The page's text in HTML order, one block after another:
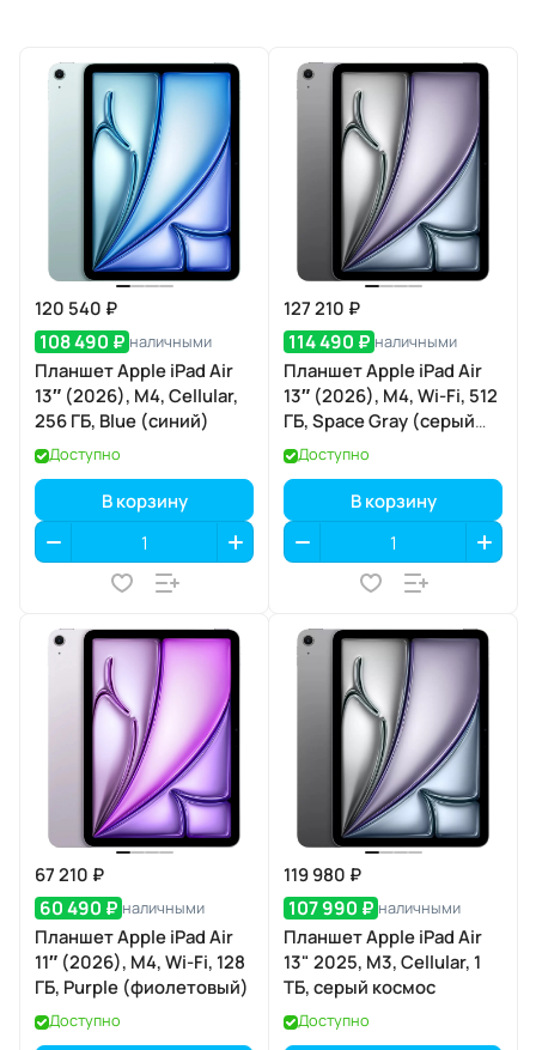
120 540 ₽
108 490 ₽ наличными
Планшет Apple iPad Air
13″ (2026), M4, Cellular,
256 ГБ, Blue (синий)
Доступно
В корзину
127 210 ₽
114 490 ₽ наличными
Планшет Apple iPad Air
13″ (2026), M4, Wi-Fi, 512
ГБ, Space Gray (серый
космос)
Доступно
В корзину
67 210 ₽
60 490 ₽ наличными
Планшет Apple iPad Air
11″ (2026), M4, Wi-Fi, 128
ГБ, Purple (фиолетовый)
Доступно
119 980 ₽
107 990 ₽ наличными
Планшет Apple iPad Air
13" 2025, M3, Cellular, 1
ТБ, серый космос
Доступно